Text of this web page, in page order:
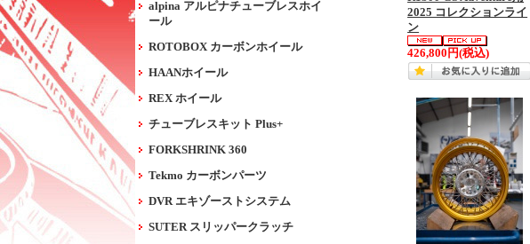
alpina アルピナチューブレスホイ
ール
ROTOBOX カーボンホイール
HAANホイール
REX ホイール
チューブレスキット Plus+
FORKSHRINK 360
Tekmo カーボンパーツ
DVR エキゾーストシステム
SUTER スリッパークラッチ
2025 コレクションライ
ン
426,800円(税込)